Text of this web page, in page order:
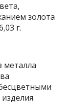
золота
г.
металла